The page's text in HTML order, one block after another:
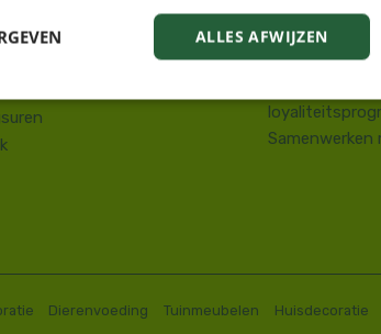
nummer: 0208:0845509606
Foodhall
Mobiele
Privacy policy
Samenwerken
Dierenvoeding Tuinmeubelen Huisdecoratie
ALLES AFWIJZEN